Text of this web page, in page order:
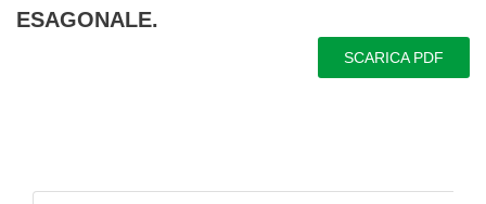
ESAGONALE.
SCARICA PDF